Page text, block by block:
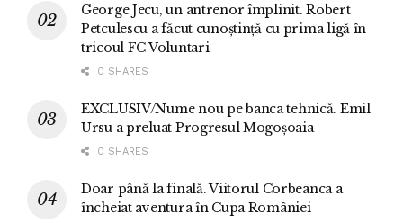
George Jecu, un antrenor împlinit. Robert
Petculescu a făcut cunoștință cu prima ligă în
tricoul FC Voluntari
0 SHARES
EXCLUSIV/Nume nou pe banca tehnică. Emil
Ursu a preluat Progresul Mogoșoaia
0 SHARES
Doar până la finală. Viitorul Corbeanca a
încheiat aventura în Cupa României